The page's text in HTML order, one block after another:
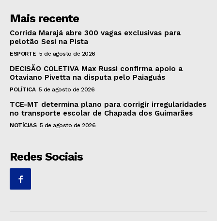
Mais recente
Corrida Marajá abre 300 vagas exclusivas para
pelotão Sesi na Pista
ESPORTE 5 de agosto de 2026
DECISÃO COLETIVA Max Russi confirma apoio a
Otaviano Pivetta na disputa pelo Paiaguás
POLÍTICA 5 de agosto de 2026
TCE-MT determina plano para corrigir irregularidades
no transporte escolar de Chapada dos Guimarães
NOTÍCIAS 5 de agosto de 2026
Redes Sociais